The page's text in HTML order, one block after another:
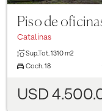
Piso de
Catalinas
Sup.Tot. 1310 m2
Coch. 18
USD